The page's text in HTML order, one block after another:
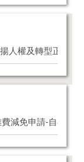
人權及轉型正義教
減免申請-自8/5(